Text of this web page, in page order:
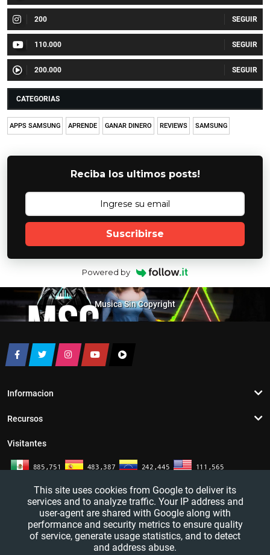
200
110.000
200.000
CATEGORIAS
APPS SAMSUNG APRENDE GANAR DINERO REVIEWS SAMSUNG
Reciba los ultimos posts!
Suscribirse
Powered by
Musica Sin Copyright
Informacion
Recursos
Visitantes
This site uses cookies from Google to deliver its
services and to analyze traffic. Your IP address and
user-agent are shared with Google along with
performance and security metrics to ensure quality
of service, generate usage statistics, and to detect
and address abuse.